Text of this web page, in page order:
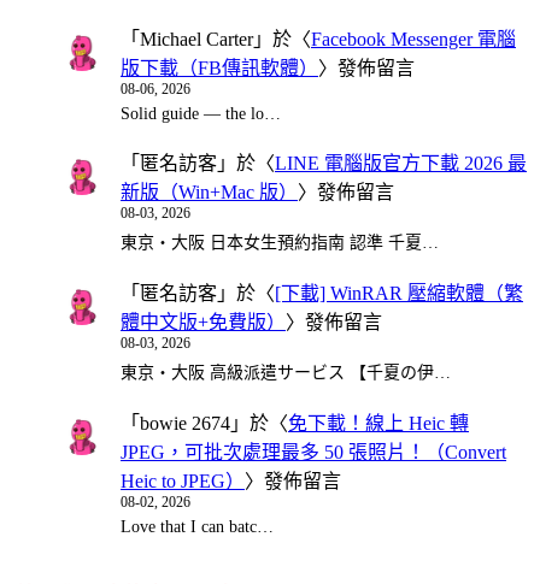
「 Michael Carter」於〈Facebook Messenger 電腦
版下載（FB傳訊軟體） 〉發佈留言
08-06, 2026
Solid guide — the lo…
「 匿名訪客 」於〈LINE 電腦版官方下載 2026 最
新版（Win+Mac 版） 〉發佈留言
08-03, 2026
東京・大阪 日本女生預約指南 認準 千夏…
「 匿名訪客 」於〈[下載] WinRAR 壓縮軟體（繁
體中文版+免費版） 〉發佈留言
08-03, 2026
東京・大阪 高級派遣サービス 【千夏の伊…
「 bowie 2674 」於〈免下載！線上 Heic 轉
JPEG，可批次處理最多 50 張照片！（Convert
Heic to JPEG） 〉發佈留言
08-02, 2026
Love that I can batc…